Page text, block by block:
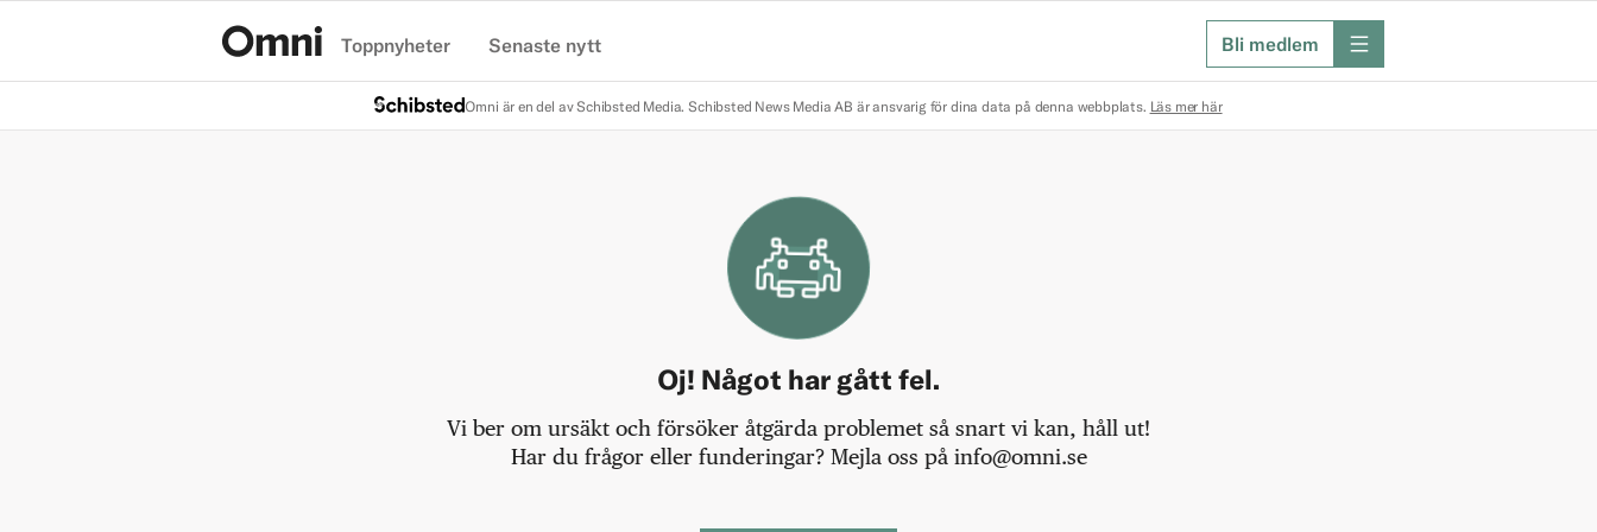
Toppnyheter Senaste nytt Bli medlem meny
Omni är en del av Schibsted Media. Schibsted News Media AB är ansvarig för dina data på denna webbplats. Läs mer här
Oj! Något har gått fel.
Vi ber om ursäkt och försöker åtgärda problemet så snart vi kan, håll ut!
Har du frågor eller funderingar? Mejla oss på info@omni.se